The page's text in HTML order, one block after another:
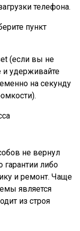
телефона.
пункт
(если вы не
и удерживайте
на секунду
не вернул
гарантии либо
и ремонт. Чаще
является
из строя